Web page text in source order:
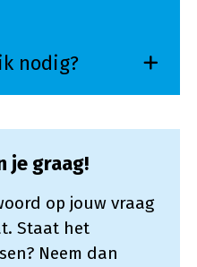
nodig?
je graag!
op jouw vraag
Staat het
Neem dan